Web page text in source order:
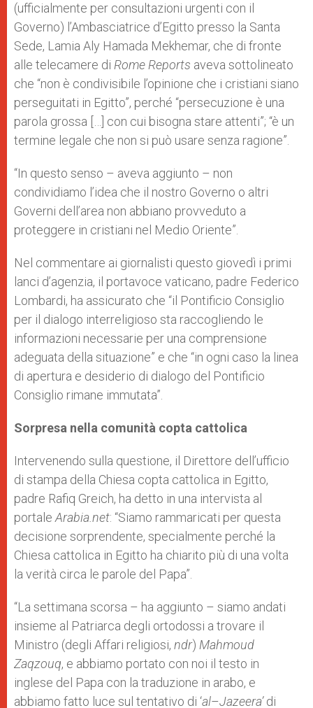
(ufficialmente per consultazioni urgenti con il
Governo) l’Ambasciatrice d’Egitto presso la Santa
Sede, Lamia Aly Hamada Mekhemar, che di fronte
alle telecamere di Rome Reports aveva sottolineato
che “non è condivisibile l’opinione che i cristiani siano
perseguitati in Egitto”, perché “persecuzione è una
parola grossa […] con cui bisogna stare attenti”; “è un
termine legale che non si può usare senza ragione”.
“In questo senso – aveva aggiunto – non
condividiamo l’idea che il nostro Governo o altri
Governi dell’area non abbiano provveduto a
proteggere in cristiani nel Medio Oriente”.
Nel commentare ai giornalisti questo giovedì i primi
lanci d’agenzia, il portavoce vaticano, padre Federico
Lombardi, ha assicurato che “il Pontificio Consiglio
per il dialogo interreligioso sta raccogliendo le
informazioni necessarie per una comprensione
adeguata della situazione” e che “in ogni caso la linea
di apertura e desiderio di dialogo del Pontificio
Consiglio rimane immutata”.
Sorpresa nella comunità copta cattolica
Intervenendo sulla questione, il Direttore dell’ufficio
di stampa della Chiesa copta cattolica in Egitto,
padre Rafiq Greich, ha detto in una intervista al
portale Arabia.net: “Siamo rammaricati per questa
decisione sorprendente, specialmente perché la
Chiesa cattolica in Egitto ha chiarito più di una volta
la verità circa le parole del Papa”.
“La settimana scorsa – ha aggiunto – siamo andati
insieme al Patriarca degli ortodossi a trovare il
Ministro (degli Affari religiosi, ndr) Mahmoud
Zaqzouq, e abbiamo portato con noi il testo in
inglese del Papa con la traduzione in arabo, e
abbiamo fatto luce sul tentativo di ‘al–Jazeera’di